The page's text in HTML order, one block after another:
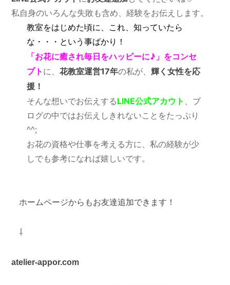
私自身のいろんな失敗も含め、経験をお伝えします。
教室をはじめた頃に、これ、知っていたら
な・・・ という事ばかり！
「お花に癒され毎日をハッピーに♪」をコンセ
プト に、花教室運営17年の私が、輝く女性を応
援！
そんな想いでお伝えするLINE公式アカウト
ブ
ログの中ではお伝えしきれないことをたっぷり
^^;
お花の資格や仕事を考える方に、私の経験が少
しでも参考になれば嬉しいです。
ホームページからもお友達追加できます！
⇩
atelier-appor.com